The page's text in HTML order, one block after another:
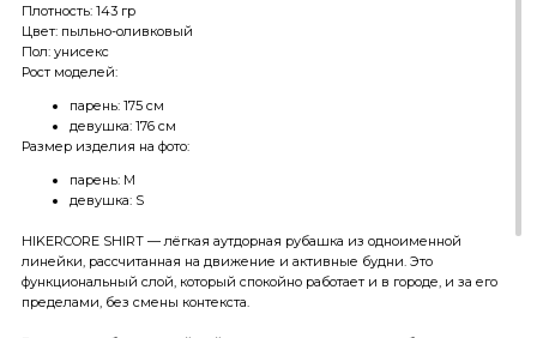
Плотность: 143 гр
Цвет: пыльно-оливковый
Пол: унисекс
Рост моделей:
парень: 175 см
девушка: 176 см
Размер изделия на фото:
парень: M
девушка: S
HIKERCORE SHIRT — лёгкая аутдорная рубашка из одноименной
линейки, рассчитанная на движение и активные будни. Это
функциональный слой, который спокойно работает и в городе, и за его
пределами, без смены контекста.